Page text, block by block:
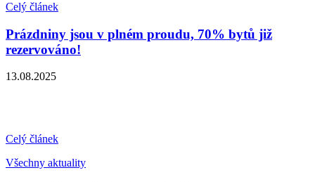
Celý článek
Prázdniny jsou v plném proudu, 70% bytů již
rezervováno!
13.08.2025
Celý článek
Všechny aktuality